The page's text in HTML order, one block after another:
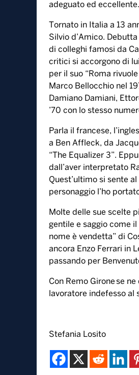
adeguato ed eccellente.
Tornato in Italia a 13
Silvio d’Amico.
di colleghi famosi da
critici si accorgono di
per il suo “Roma
Marco Bellocchio nel
Damiano Damiani,
’70 con lo stesso
Parla il francese,
a Ben Affleck, da
“The Equalizer 3”.
dall’aver interpretato
Quest’ultimo si sente
personaggio l’ho
Molte delle sue scelte
gentile e saggio come
nome è vendetta” di
ancora Enzo Ferrari in
passando per
Con Remo Girone se
lavoratore indefesso al
Stefania Losito